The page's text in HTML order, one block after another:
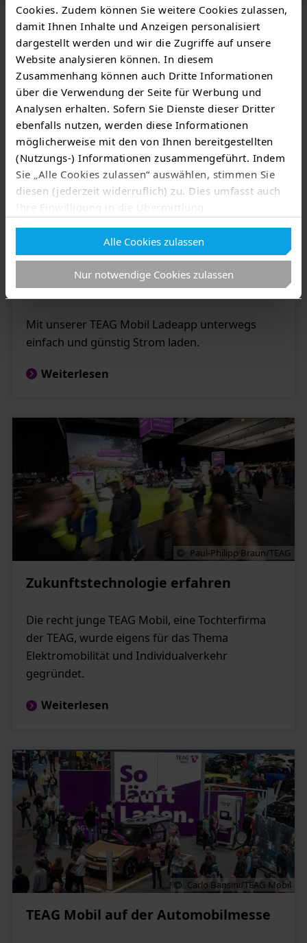
Cookies. Zudem können Sie weitere Cookies zulassen,
damit Ihnen Inhalte und Anzeigen personalisiert
dargestellt werden und wir die Zugriffe auf unsere
Website analysieren können. In diesem
Zusammenhang können auch Dritte Informationen
über die Verwendung der Seite für Werbung und
Analysen erhalten. Sofern Sie Dienste dieser Dritter
ebenfalls nutzen, werden diese Informationen
möglicherweise mit den von Ihnen bereitgestellten
(Nutzungs-) Informationen zusammengeführt. Indem
Sie „Alle Cookies zulassen“ auswählen, stimmen Sie
diesen (jederzeit widerruflich) zu. Dies umfasst auch
Ihre Einwilligung in die Übermittlung
nach Art. 49 Abs. 1 lit. a) DSGVO
. Eine
entsprechend erteilte Einwilligung kann jederzeit
widerrufen werden. Nähere Informationen zu allem
Vorgenannten finden Sie in dieserCookieerklärung. In
wie Sie wir personenbezogene Daten verarbeiten und
wie Sie uns kontaktieren können.
Alle Cookies zulassen
Nur notwendige Cookies zulassen
Das könnte Sie auch
interessieren
TEAG Mobil
TEAG Mobil Ladeapp
Mit unserer TEAG Mobil Ladeapp unterwegs
einfach und günstig Strom laden.
Weiterlesen
Paul-Philipp Braun/TEAG
Zukunftstechnologie erfahren
Die recht junge TEAG Mobil, eine Tochterfirma
der TEAG, wurde eigens für das Thema
Elektromobilität und Individualverkehr
gegründet.
Weiterlesen
Carlo Bansini/TEAG Mobil
TEAG Mobil auf der Automobilmesse